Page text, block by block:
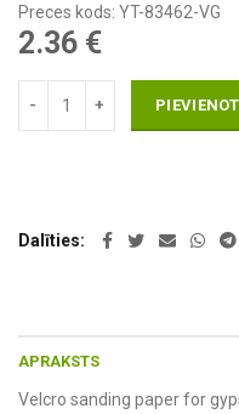
Preces kods: YT-83462-VG
2.36 €
Dalīties
APRAKSTS
Velcro sanding paper for